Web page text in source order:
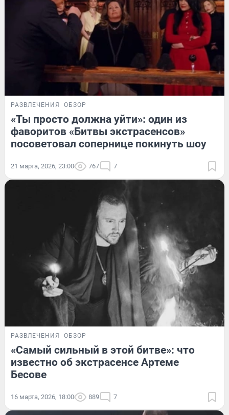
РАЗВЛЕЧЕНИЯ ОБЗОР
«Ты просто должна уйти»: один из
фаворитов «Битвы экстрасенсов»
посоветовал сопернице покинуть шоу
21 марта, 2026, 23:00 767 7
РАЗВЛЕЧЕНИЯ ОБЗОР
«Самый сильный в этой битве»: что
известно об экстрасенсе Артеме
Бесове
16 марта, 2026, 18:00 889 7